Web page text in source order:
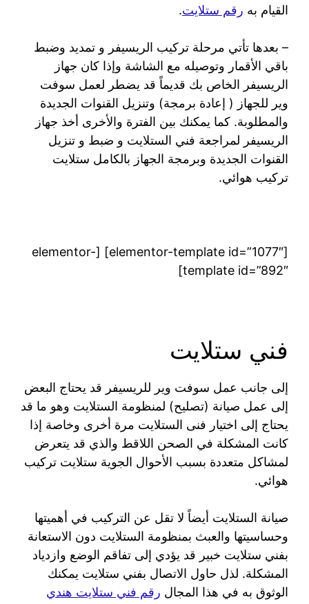
القيام به رقم ستلايت.
– بعدها تأتي مرحلة تركيب الريسيفر و تمديد وضبط
باقي الأقمار وتوصيله مع الشاشة وإذا كان جهاز
الريسيفر الخاص بك قديماً قد يضطر لعمل سوفت
وير للجهاز ( إعادة برمجة) وتنزيل القنوات الجديدة
والمطلوبة. كما يمكنك بين الفترة والأخرى أخذ جهاز
الريسيفر لمراجعة فني الستلايت و ضبط و تنزيل
القنوات الجديدة وبرمجة الجهاز بالكامل ستلايت
تركيب هوائي.
[elementor-template id=”1077″] [elementor-
template id=”892″]
فني ستلايت
إلى جانب عمل سوفت وير للريسيفر قد يحتاج البعض
إلى عمل صيانة (تصليح) لمنظومة الستلايت وهو ما قد
يحتاج إلى اختيار فنى الستلايت مرة أخرى وخاصة إذا
كانت المشكلة في الصحن اللاقط والذي قد يتعرض
لمشاكل متعددة بسبب الأحوال الجوية ستلايت تركيب
هوائي.
صيانة الستلايت أيضاً لا تقل عن التركيب في أهميتها
وحساسيتها والعبث بمنظومة الستلايت دون الاستعانة
بفني ستلايت خبير قد يؤدي إلى تفاقم الوضع وازدياد
المشكلة. لذل حاول الاتصال بفني ستلايت يمكنك
الوثوق به في هذا المجال رقم فني ستلايت هندي